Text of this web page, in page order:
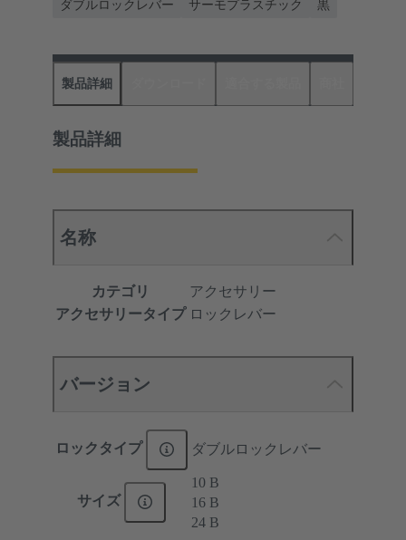
ダブルロックレバー
サーモプラスチック 黒
製品詳細
製品詳細
名称
カテゴリ
アクセサリー
アクセサリータイプ ロックレバー
バージョン
ロックタイプ ダブルロックレバー
サイズ
10 B
16 B
24 B